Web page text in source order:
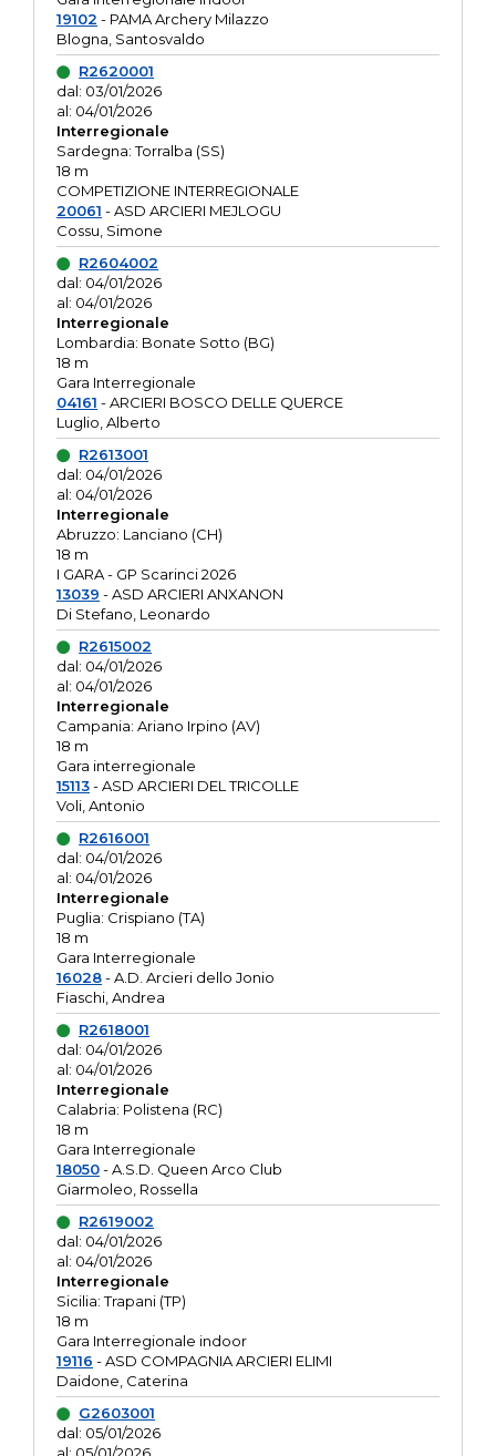
19102 - PAMA Archery Milazzo
Blogna, Santosvaldo
R2620001
dal: 03/01/2026
al: 04/01/2026
Interregionale
Sardegna: Torralba (SS)
18 m
COMPETIZIONE INTERREGIONALE
20061 - ASD ARCIERI MEJLOGU
Cossu, Simone
R2604002
dal: 04/01/2026
al: 04/01/2026
Interregionale
Lombardia: Bonate Sotto (BG)
18 m
Gara Interregionale
04161 - ARCIERI BOSCO DELLE QUERCE
Luglio, Alberto
R2613001
dal: 04/01/2026
al: 04/01/2026
Interregionale
Abruzzo: Lanciano (CH)
18 m
I GARA - GP Scarinci 2026
13039 - ASD ARCIERI ANXANON
Di Stefano, Leonardo
R2615002
dal: 04/01/2026
al: 04/01/2026
Interregionale
Campania: Ariano Irpino (AV)
18 m
Gara interregionale
15113- ASD ARCIERI DEL TRICOLLE
Voli, Antonio
R2616001
dal: 04/01/2026
al: 04/01/2026
Interregionale
Puglia: Crispiano (TA)
18 m
Gara Interregionale
16028- A.D. Arcieri dello Jonio
Fiaschi, Andrea
R2618001
dal: 04/01/2026
al: 04/01/2026
Interregionale
Calabria: Polistena (RC)
18 m
Gara Interregionale
18050- A.S.D. Queen Arco Club
Giarmoleo, Rossella
R2619002
dal: 04/01/2026
al: 04/01/2026
Interregionale
Sicilia: Trapani (TP)
18 m
Gara Interregionale indoor
19116 - ASD COMPAGNIA ARCIERI ELIMI
Daidone, Caterina
G2603001
dal: 05/01/2026